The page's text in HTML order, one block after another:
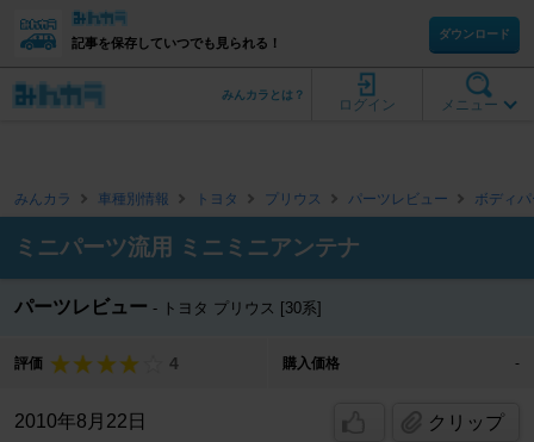
記事を保存していつでも見られる！
ダウンロード
メニュー
ログイン
みんカラとは？
みんカラ 車種別情報 トヨタ プリウス パーツレビュー ボディ
ミニパーツ流用 ミニミニアンテナ
パーツレビュー トヨタ プリウス [30系]
評価 4 購入価格 -
2010年8月22日 クリップ